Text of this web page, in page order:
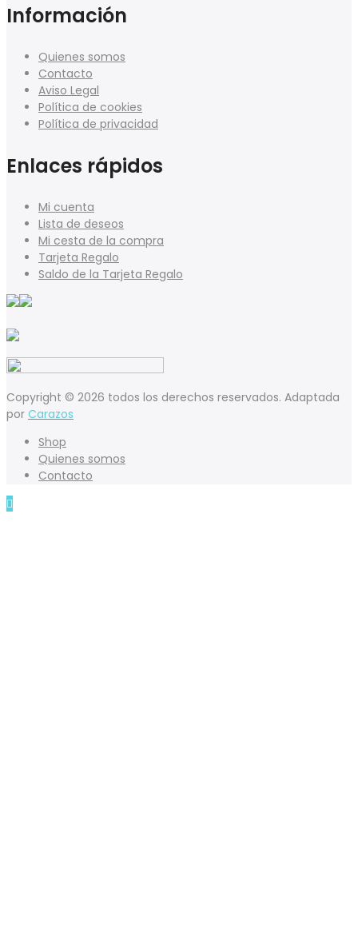
Información
Quienes somos
Contacto
Aviso Legal
Política de cookies
Política de privacidad
Enlaces rápidos
Mi cuenta
Lista de deseos
Mi cesta de la compra
Tarjeta Regalo
Saldo de la Tarjeta Regalo
Copyright © 2026 todos los derechos reservados. Adaptada
por Carazos
Shop
Quienes somos
Contacto